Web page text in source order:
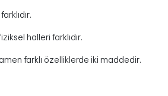
halleri farklıdır.
farklı özelliklerde iki maddedir.